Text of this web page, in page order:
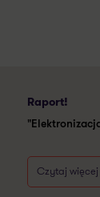
Raport!
Czytaj więcej